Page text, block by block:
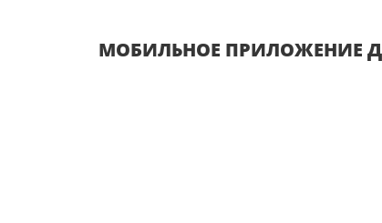
МОБИЛЬНОЕ ПРИЛОЖЕНИЕ